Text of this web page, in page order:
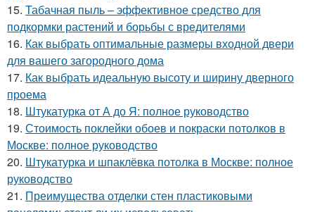
15. Табачная пыль – эффективное средство для
подкормки растений и борьбы с вредителями
16. Как выбрать оптимальные размеры входной двери
для вашего загородного дома
17. Как выбрать идеальную высоту и ширину дверного
проема
18. Штукатурка от А до Я: полное руководство
19. Стоимость поклейки обоев и покраски потолков в
Москве: полное руководство
20. Штукатурка и шпаклёвка потолка в Москве: полное
руководство
21. Преимущества отделки стен пластиковыми